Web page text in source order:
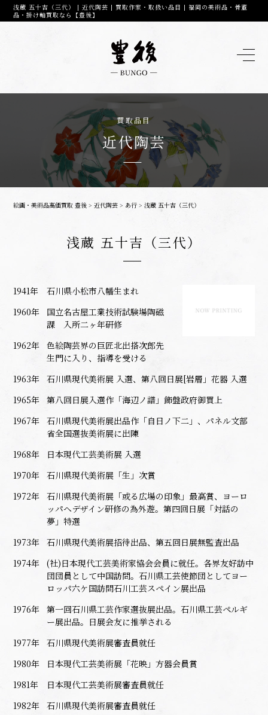
浅蔵 五十吉（三代） | 近代陶芸 | 買取作家・取扱い品目 | 福岡の美術品・骨董
品・掛け軸買取なら【豊後】
買取品目
近代陶芸
絵画・美術品高価買取 豊後 >近代陶芸 > あ行 >浅蔵 五十吉（三代）
浅蔵 五十吉（三代）
1941年
石川県小松市八幡生まれ
1960年
国立名古屋工業技術試験場陶磁
課 入所二ヶ年研修
1962年
色絵陶芸界の巨匠北出搭次郎先
生門に入り、指導を受ける
1963年
石川県現代美術展 入選、第八回日展[岩層」花器 入選
1965年
第八回日展入選作「海辺ノ譜」飾盤政府御買上
1967年
石川県現代美術展出品作「自日ノ下二」、パネル文部
省全国選抜美術展に出陳
1968年
日本現代工芸美術展 入選
1970年
石川県現代美術展「生」次賞
1972年
石川県現代美術展「或る広場の印象」最高賞、ヨーロ
ッパヘデザイン研修の為外遊。第四回日展「対話の
夢」特選
1973年
石川県現代美術展招待出品、第五回日展無監査出品
1974年
(社)日本現代工芸美術家協会会員に就任。各界友好訪中
団団員として中国訪問。石川県工芸使節団としてヨー
ロッパ六ケ国訪問石川工芸スペイン展出品
1976年
第一回石川県工芸作家選抜展出品。石川県工芸ペルギ
ー展出品。日展会友に推挙される
1977年
石川県現代美術展審査員就任
1980年
日本現代工芸美術展「花映」方器会員賞
1981年
日本現代工芸美術展審査員就任
1982年
石川県現代美術展審査員就任